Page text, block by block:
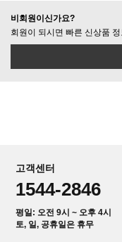
비회원이신가요?
회원이 되시면 빠른 신상품
고객센터
1544-2846
평일: 오전 9시 ~ 오후 4시
토, 일, 공휴일은 휴무